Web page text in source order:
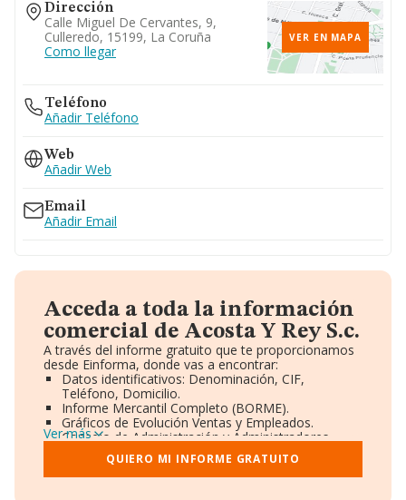
Dirección
Calle Miguel De Cervantes, 9,
Culleredo, 15199, La Coruña
Como llegar
VER EN MAPA
Teléfono
Añadir Teléfono
Web
Añadir Web
Email
Añadir Email
Acceda a toda la información
comercial de Acosta Y Rey S.c.
A través del informe gratuito que te proporcionamos
desde Einforma, donde vas a encontrar:
Datos identificativos: Denominación, CIF,
Teléfono, Domicilio.
Informe Mercantil Completo (BORME).
Gráficos de Evolución Ventas y Empleados.
Consejo de Administración y Administradores.
Directivos y Ejecutivos.
Accionistas.
Participaciones y Vinculaciones en otras empresas.
Ver más
QUIERO MI INFORME GRATUITO